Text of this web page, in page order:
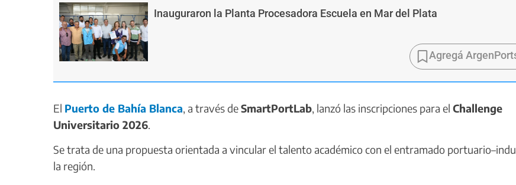
Inauguraron la Planta Procesadora Escuela en Mar del Plata
Agregá
El Puerto de Bahía Blanca, a través deSmartPortLab, lanzó las inscripciones para el Challenge
Universitario 2026.
Se trata de una propuesta orientada a vincular el talento académico con el entramado
la región.